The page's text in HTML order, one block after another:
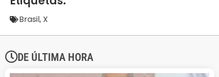
Brasil, X
DE ÚLTIMA HORA